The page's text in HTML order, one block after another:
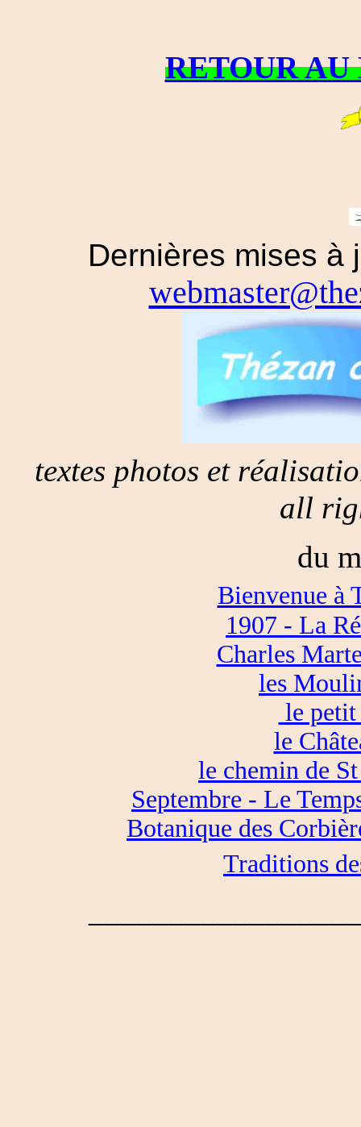
RETOUR
Dernières
textes photos et
all
du
Bienvenue à
1907 - La
Charles
les
le
le
le chemin de
Septembre - Le
Botanique des
Traditions